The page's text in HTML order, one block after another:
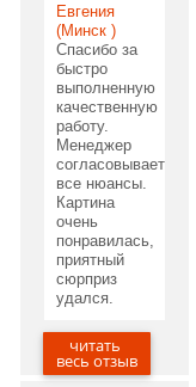
Евгения
(Минск )
Спасибо за
быстро
выполненную
качественную
работу.
Менеджер
согласовывает
все нюансы.
Картина
очень
понравилась,
приятный
сюрприз
удался.
03.06.2020
читать
весь отзыв